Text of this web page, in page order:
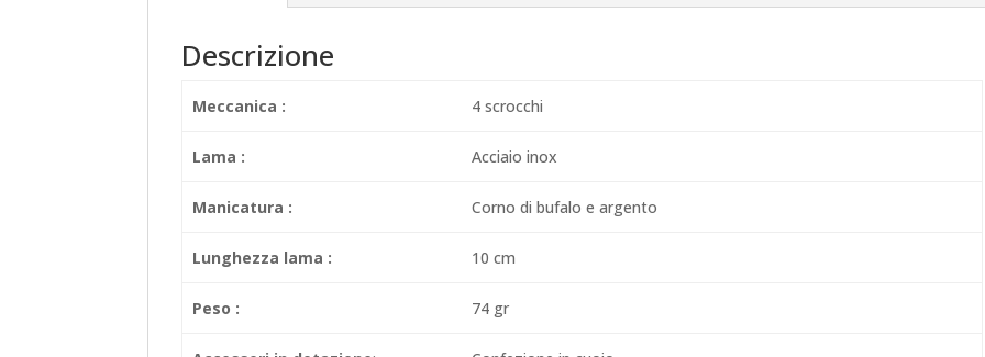
Descrizione
Meccanica : 4 scrocchi
Lama : Acciaio inox
Manicatura : Corno di bufalo e argento
Lunghezza lama : 10 cm
Peso : 74 gr